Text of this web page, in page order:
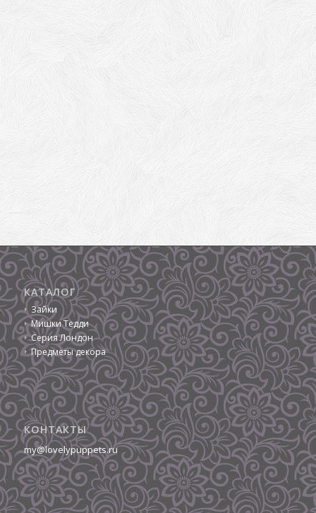
КАТАЛОГ
Зайки
Мишки Тедди
Серия Лондон
Предметы декора
КОНТАКТЫ
my@lovelypuppets.ru